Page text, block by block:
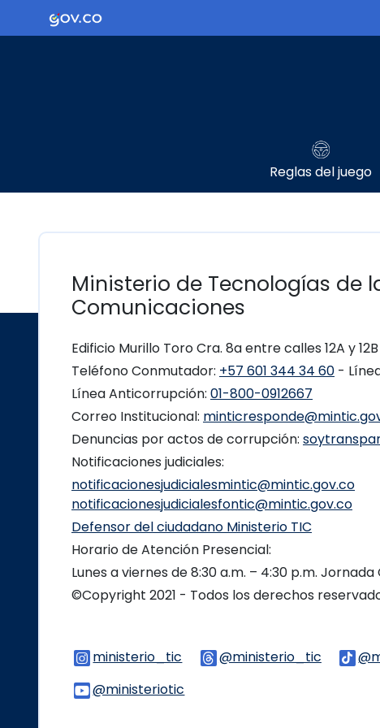
Ir al contenido principalLogo Gobierno de Colombia
Reglas del juego
Ministerio de Tecnologías de
Comunicaciones
Edificio Murillo Toro Cra. 8a entre calles 12A y
Teléfono Conmutador: +57 601 344 34 60 -
Línea Anticorrupción: 01-800-0912667
Correo Institucional:
Denuncias por actos de corrupción:
Notificaciones judiciales:
notificacionesjudicialesmintic@mintic.gov.co
notificacionesjudicialesfontic@mintic.gov.co
Defensor del ciudadano Ministerio TIC
Horario de Atención Presencial:
Lunes a viernes de 8:30 a.m. – 4:30 p.m.
©Copyright 2021 - Todos los derechos
ministerio_tic Logo Instagram
@ministerio_tic Logo
@ministeriotic